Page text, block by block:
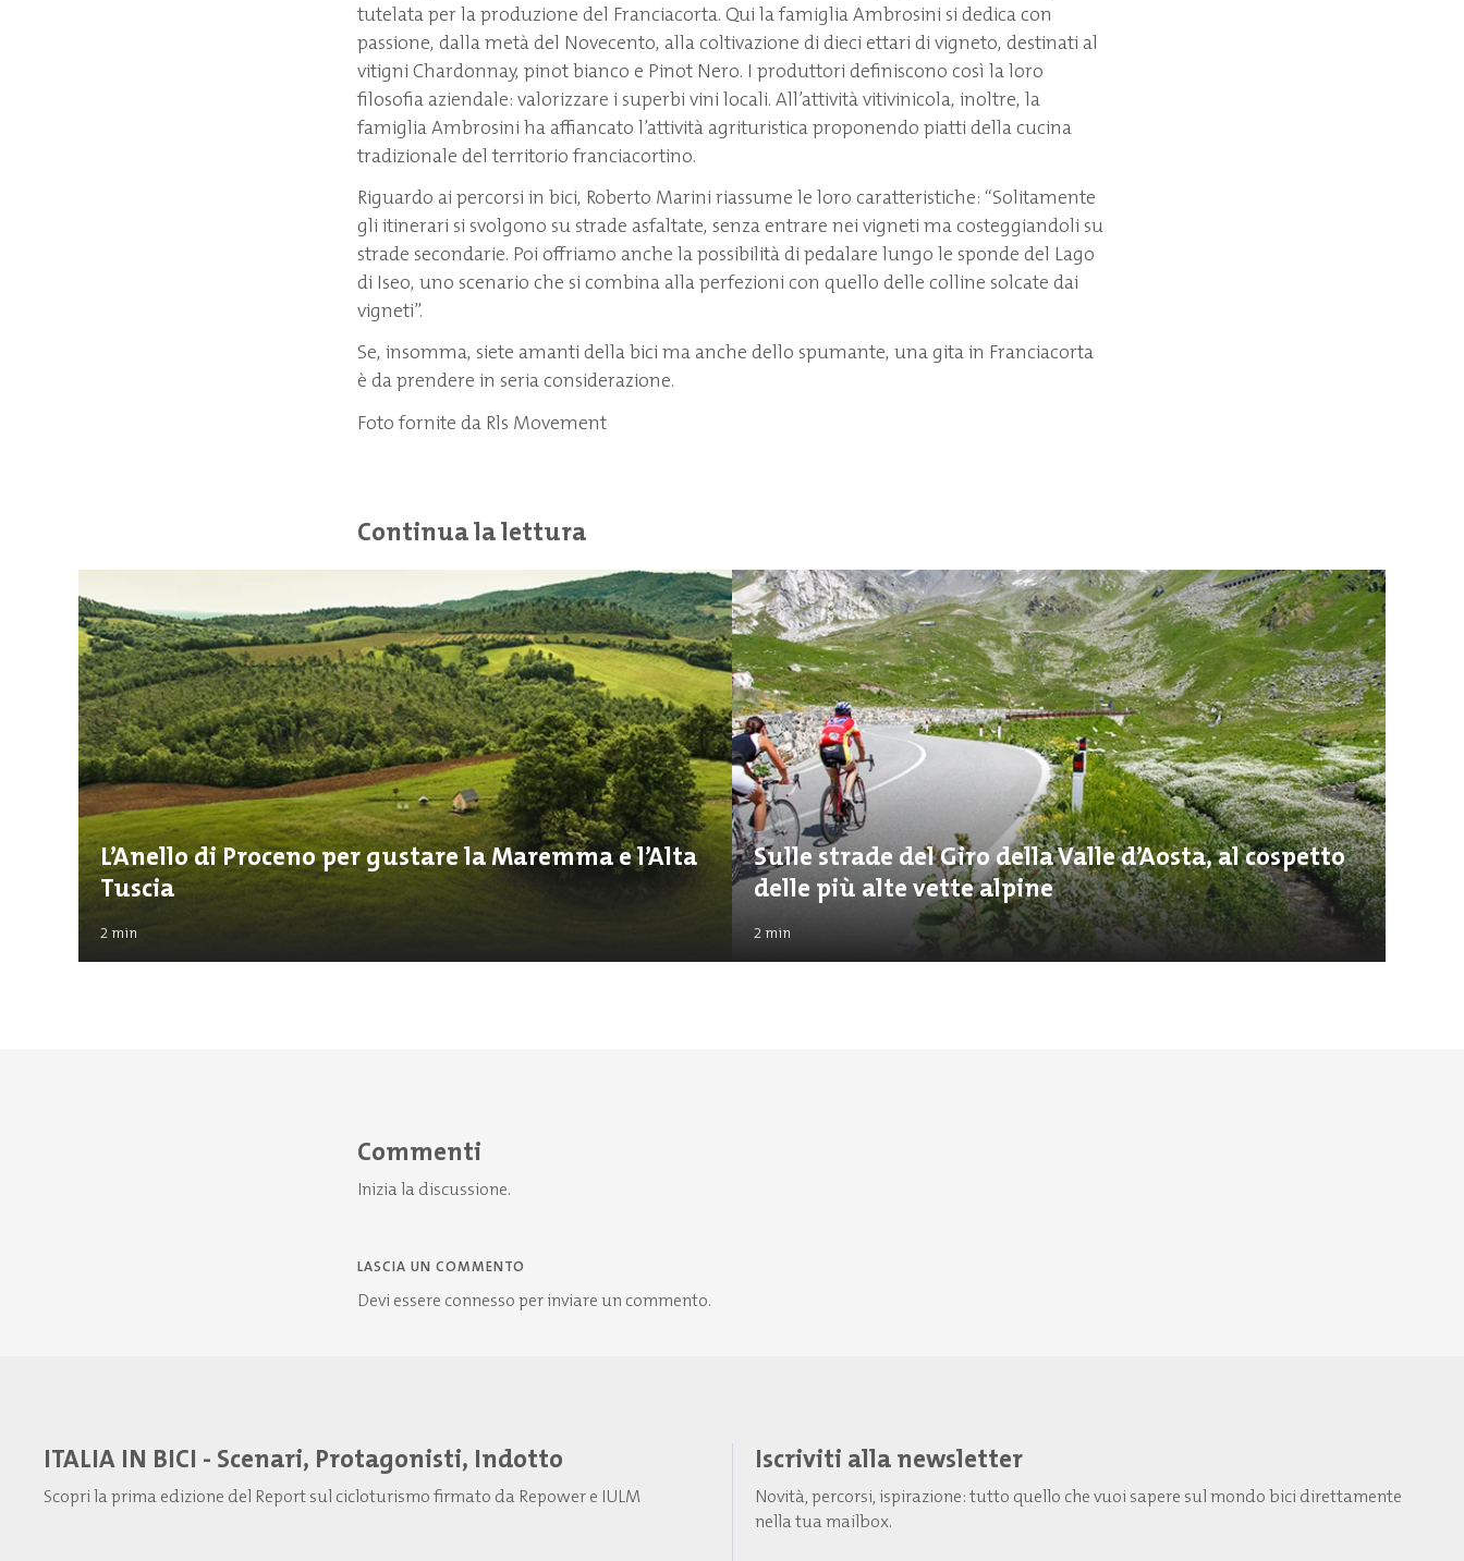
tutelata per la produzione del Franciacorta. Qui la famiglia Ambrosini si dedica con
passione, dalla metà del Novecento, alla coltivazione di dieci ettari di vigneto, destinati al
vitigni Chardonnay, pinot bianco e Pinot Nero. I produttori definiscono così la loro
filosofia aziendale: valorizzare i superbi vini locali. All’attività vitivinicola, inoltre, la
famiglia Ambrosini ha affiancato l’attività agrituristica proponendo piatti della cucina
tradizionale del territorio franciacortino.
Riguardo ai percorsi in bici, Roberto Marini riassume le loro caratteristiche: “Solitamente
gli itinerari si svolgono su strade asfaltate, senza entrare nei vigneti ma costeggiandoli su
strade secondarie. Poi offriamo anche la possibilità di pedalare lungo le sponde del Lago
di Iseo, uno scenario che si combina alla perfezioni con quello delle colline solcate dai
vigneti”.
Se, insomma, siete amanti della bici ma anche dello spumante, una gita in Franciacorta
è da prendere in seria considerazione.
Foto fornite da Rls Movement
Continua la lettura
L’Anello di Proceno per gustare la Maremma e l’Alta
Tuscia
2 min
Sulle strade del Giro della Valle d’Aosta, al cospetto
delle più alte vette alpine
2 min
Commenti
Inizia la discussione.
LASCIA UN COMMENTO
Devi essere connessoper inviare un commento.
ITALIA IN BICI - Scenari, Protagonisti, Indotto
Scopri la prima edizione del Report sul cicloturismo firmato da Repower e IULM
Iscriviti alla newsletter
Novità, percorsi, ispirazione: tutto quello che vuoi sapere sul mondo bici direttamente
nella tua mailbox.